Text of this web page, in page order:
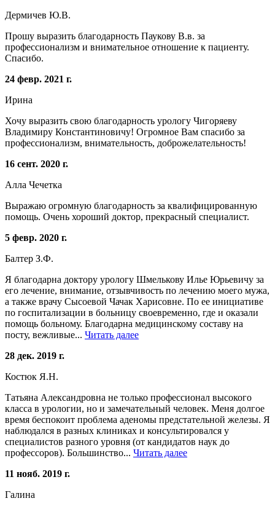
Дермичев Ю.В.
Прошу выразить благодарность Паукову В.в. за
профессионализм и внимательное отношение к пациенту.
Спасибо.
24 февр. 2021 г.
Ирина
Хочу выразить свою благодарность урологу Чигоряеву
Владимиру Константиновичу! Огромное Вам спасибо за
профессионализм, внимательность, доброжелательность!
16 сент. 2020 г.
Алла Чечетка
Выражаю огромную благодарность за квалифицированную
помощь. Очень хороший доктор, прекрасный специалист.
5 февр. 2020 г.
Балтер З.Ф.
Я благодарна доктору урологу Шмелькову Илье Юрьевичу за
его лечение, внимание, отзывчивость по лечению моего мужа,
а также врачу Сысоевой Чачак Харисовне. По ее инициативе
по госпитализации в больницу своевременно, где и оказали
помощь больному. Благодарна медицинскому составу на
посту, вежливые... Читать далее
28 дек. 2019 г.
Костюк Я.Н.
Татьяна Александровна не только профессионал высокого
класса в урологии, но и замечательный человек. Меня долгое
время беспокоит проблема аденомы предстательной железы. Я
наблюдался в разных клиниках и консультировался у
специалистов разного уровня (от кандидатов наук до
профессоров). Большинство... Читать далее
11 нояб. 2019 г.
Галина